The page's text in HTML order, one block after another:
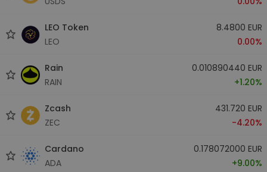
LEO Token
LEO
8.4800 EUR
0.00%
Rain
RAIN
0.010890440 EUR
+1.20%
Zcash
ZEC
431.720 EUR
-4.20%
Cardano
ADA
0.178072000 EUR
+9.00%